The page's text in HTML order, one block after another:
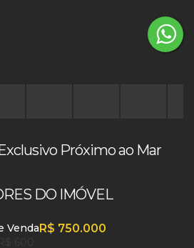
Próximo ao Mar
DO IMÓVEL
R$ 750.000
Venda